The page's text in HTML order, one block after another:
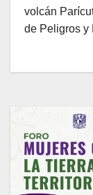
volcán
de Peligros